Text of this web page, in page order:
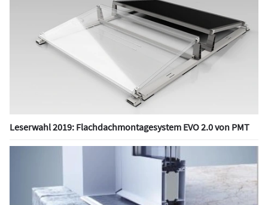
Leserwahl 2019: Flachdachmontagesystem EVO 2.0 von PMT